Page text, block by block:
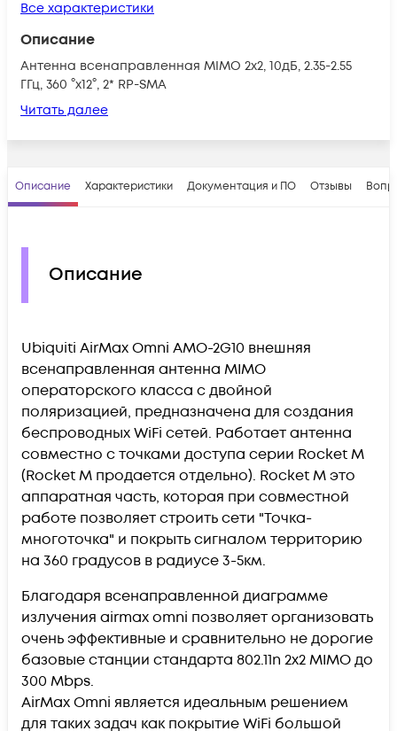
Все характеристики
Описание
Антенна всенаправленная MIMO 2х2, 10дБ, 2.35-2.55
ГГц, 360 °х12°, 2* RP-SMA
Читать далее
Описание Характеристики Документация и ПО Отзывы
Описание
Ubiquiti AirMax Omni AMO-2G10 внешняя
всенаправленная антенна MIMO
операторского класса с двойной
поляризацией, предназначена для создания
беспроводных WiFi сетей. Работает антенна
совместно с точками доступа серии Rocket M
(Rocket M продается отдельно). Rocket M это
аппаратная часть, которая при совместной
работе позволяет строить сети "Точка-
многоточка" и покрыть сигналом территорию
на 360 градусов в радиусе 3-5км.
Благодаря всенаправленной диаграмме
излучения airmax omni позволяет организовать
очень эффективные и сравнительно не дорогие
базовые станции стандарта 802.11n 2x2 MIMO до
300 Mbps.
AirMax Omni является идеальным решением
для таких задач как покрытие WiFi большой